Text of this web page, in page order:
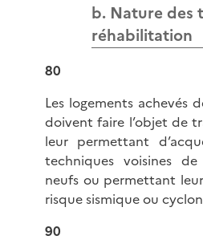
b. Nature des
réhabilitation
80
Les logements achevés
doivent faire l’objet de
leur permettant
techniques voisines
neufs ou permettant
risque sismique ou
90